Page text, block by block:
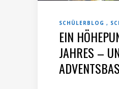
SCHÜLERBLOG
EIN
JAHRES –